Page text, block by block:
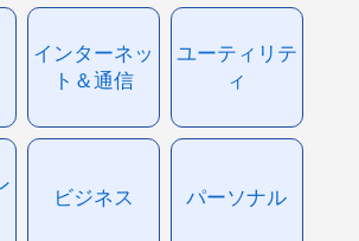
インターネッ
ト＆通信
ユーティリテ
ィ
ビジネス パーソナル